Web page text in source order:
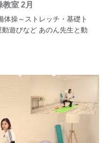
室 2月
操～ストレッチ・基礎ト
遊びなど あのん先生と動